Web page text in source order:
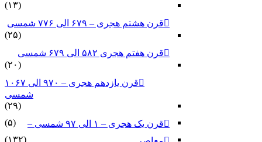
(۱۳)
قرن هشتم هجری – ۶۷۹ الی ۷۷۶ شمسی
(۲۵)
قرن هفتم هجری ۵۸۲ الی ۶۷۹ شمسی
(۲۰)
قرن یازدهم هجری – ۹۷۰ الی ۱۰۶۷
شمسی
(۲۹)
قرن یک هجری – ۱ الی ۹۷ شمسی –
(۵)
(۱۳۲)